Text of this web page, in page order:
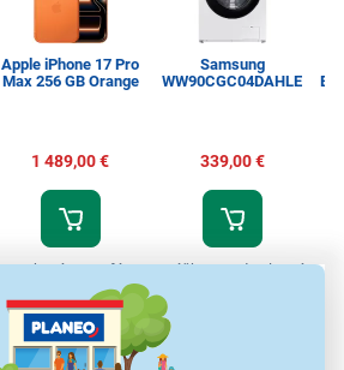
Apple iPhone 17 Pro
Max 256 GB Orange
1 489,00 €
Dotykové smartfóny
Samsung
WW90CGC04DAHLE
339,00 €
Práčky spredu plnené